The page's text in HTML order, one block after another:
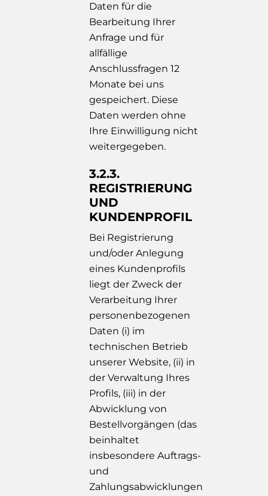
Daten für die
Bearbeitung Ihrer
Anfrage und für
allfällige
Anschlussfragen 12
Monate bei uns
gespeichert. Diese
Daten werden ohne
Ihre Einwilligung nicht
weitergegeben.
3.2.3.
REGISTRIERUNG
UND
KUNDENPROFIL
Bei Registrierung
und/oder Anlegung
eines Kundenprofils
liegt der Zweck der
Verarbeitung Ihrer
personenbezogenen
Daten (i) im
technischen Betrieb
unserer Website, (ii) in
der Verwaltung Ihres
Profils, (iii) in der
Abwicklung von
Bestellvorgängen (das
beinhaltet
insbesondere Auftrags-
und
Zahlungsabwicklungen